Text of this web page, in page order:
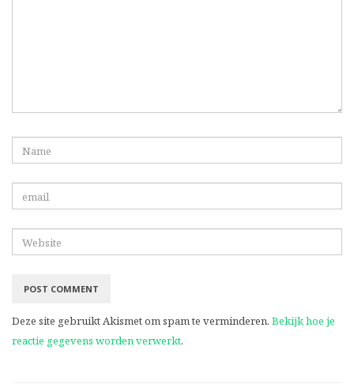
Deze site gebruikt Akismet om spam te verminderen. Bekijk hoe je
reactie gegevens worden verwerkt.